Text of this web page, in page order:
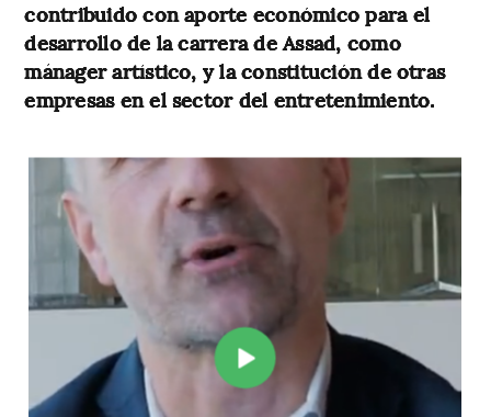
contribuido con aporte económico para el
desarrollo de la carrera de Assad, como
mánager artístico, y la constitución de otras
empresas en el sector del entretenimiento.